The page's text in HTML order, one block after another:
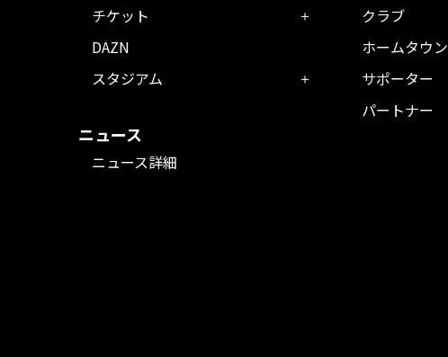
チケット
DAZN
スタジアム
ニュース
ニュース詳細
クラブ
ホームタウン
サポーター
パートナー